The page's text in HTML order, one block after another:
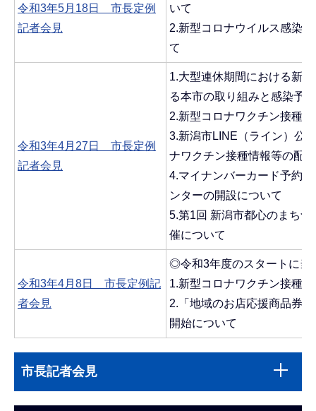
令和3年5月18日 市長定例
記者会見
いて
2.新型コロナウイルス感染
て
令和3年4月27日 市長定例
記者会見
1.大型連休期間における新
る本市の取り組みと感染予
2.新型コロナワクチン接種
3.新潟市LINE（ライン）公
ナワクチン接種情報等の配
4.マイナンバーカード予約
ンターの開設について
5.第1回 新潟市都心のまち
催について
令和3年4月8日 市長定例記
者会見
◎令和3年度のスタートに当
1.新型コロナワクチン接種
2.「地域のお店応援商品券
開始について
文
市長記者会見